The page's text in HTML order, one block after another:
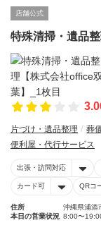
店舗公式
特殊清掃・遺品
片づけ・遺品整理 葬
便利屋・代行サービス
出張・訪問対応
カード可 QRコ
住所
沖縄県浦添
本日の営業状況 8:00〜